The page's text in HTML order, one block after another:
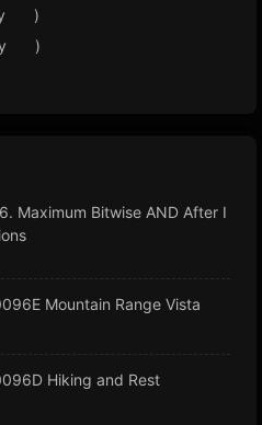
)
)
Maximum Bitwise AND After I
Mountain Range Vista
Hiking and Rest